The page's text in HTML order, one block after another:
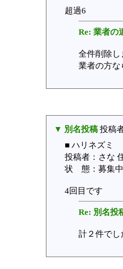
超過6
Re: 業者の
全件削除し
業者の方な
▼ 別名投稿投稿
■ ハリネズミ
投稿者：さな
状 態：募集中
4回目です
Re: 別名投
計２件でし